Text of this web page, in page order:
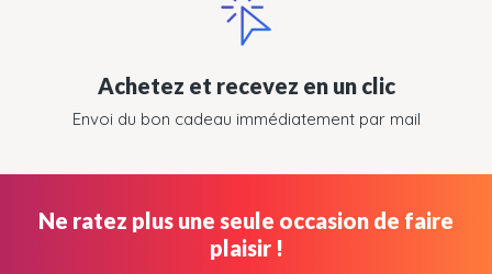
Achetez et recevez en un clic
Envoi du bon cadeau immédiatement par mail
Ne ratez plus une seule occasion de faire
plaisir !